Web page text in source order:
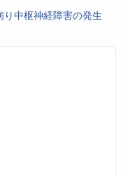
り中枢神経障害の発生